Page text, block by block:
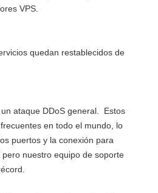
VPS.
quedan restablecidos de
ataque DDoS general. Estos
en todo el mundo, lo
puertos y la conexión para
pero nuestro equipo de soporte